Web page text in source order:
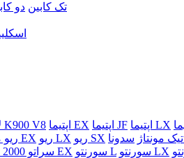
تک کابین دو
لاکچری K900 V8 اپتیما EX اپتیما JF اپتیما LX
ریو ریو EX ریو LX ریو SX مونتاژ
سراتو 2000 مونتاژ سورنتو EX سورنتو L سورنتو LX